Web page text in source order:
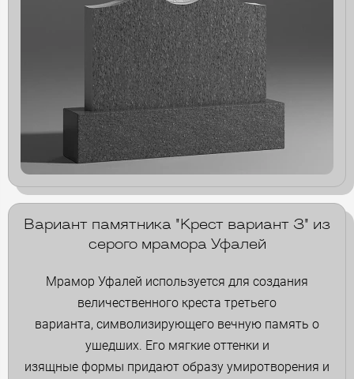
Вариант памятника "Крест вариант 3" из
серого мрамора Уфалей
Мрамор Уфалей используется для создания
величественного креста третьего
варианта, символизирующего вечную память о
ушедших. Его мягкие оттенки и
изящные формы придают образу умиротворения и